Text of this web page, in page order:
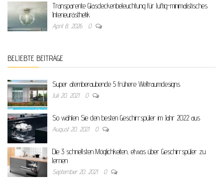
Transparente Glasdeckenbeleuchtung für luftig-minimalistisches
Interieurästhetik
April 8, 2026 0
BELIEBTE BEITRÄGE
Super atemberaubende 5 frühere Weltraumdesigns
Juli 20, 2021 0
So wählen Sie den besten Geschirrspüler im Jahr 2022 aus
August 20, 2021 0
Die 3 schnellsten Möglichkeiten, etwas über Geschirrspüler zu
lernen
September 20, 2021 0